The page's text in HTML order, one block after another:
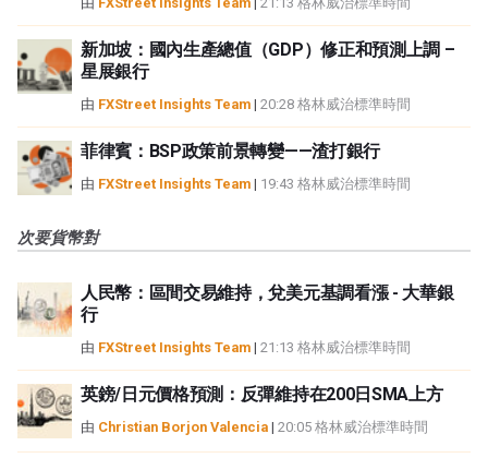
新加坡：國內生產總值（GDP）修正和預測上調 –
星展銀行
由 FXStreet Insights Team | 20:28 格林威治標準時間
菲律賓：BSP政策前景轉變——渣打銀行
由 FXStreet Insights Team | 19:43 格林威治標準時間
次要貨幣對
人民幣：區間交易維持，兌美元基調看漲 - 大華銀
行
由 FXStreet Insights Team | 21:13 格林威治標準時間
英鎊/日元價格預測：反彈維持在200日SMA上方
由 Christian Borjon Valencia | 20:05 格林威治標準時間